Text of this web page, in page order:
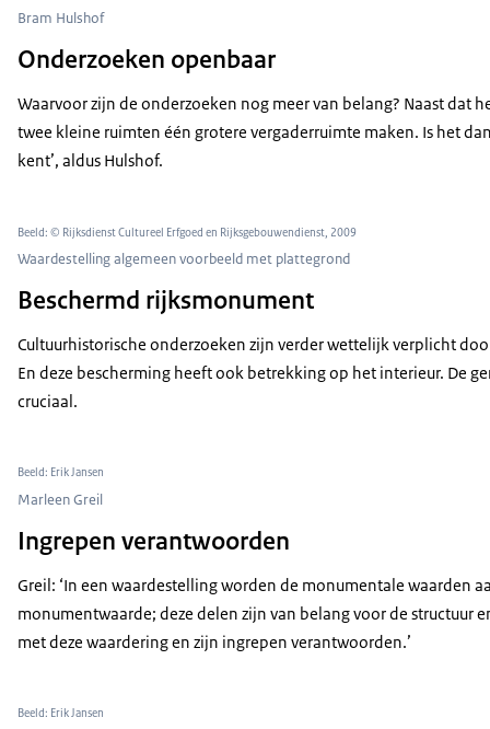
Bram Hulshof
Onderzoeken openbaar
Waarvoor zijn de onderzoeken nog meer van belang? Naast dat
twee kleine ruimten één grotere vergaderruimte maken. Is het
kent’, aldus Hulshof.
Beeld: © Rijksdienst Cultureel Erfgoed en Rijksgebouwendienst, 2009
Waardestelling algemeen voorbeeld met plattegrond
Beschermd rijksmonument
Cultuurhistorische onderzoeken zijn verder wettelijk verplicht
En deze bescherming heeft ook betrekking op het interieur. De
cruciaal.
Beeld: Erik Jansen
Marleen Greil
Ingrepen verantwoorden
Greil: ‘In een waardestelling worden de monumentale waarden
monumentwaarde; deze delen zijn van belang voor de
met deze waardering en zijn ingrepen verantwoorden.’
Beeld: Erik Jansen